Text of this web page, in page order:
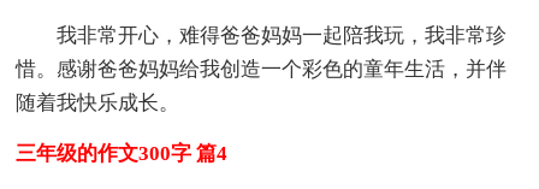
我非常开心，难得爸爸妈妈一起陪我玩，我非常珍
惜。感谢爸爸妈妈给我创造一个彩色的童年生活，并伴
随着我快乐成长。
三年级的作文300字 篇4